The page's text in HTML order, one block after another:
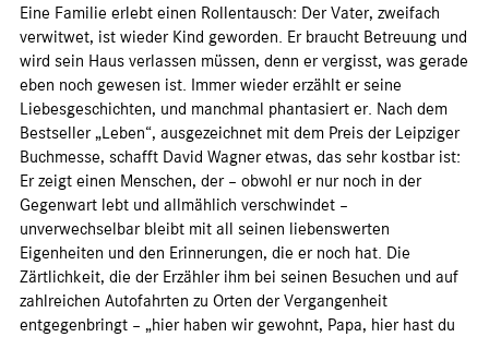
Eine Familie erlebt einen Rollentausch: Der Vater, zweifach
verwitwet, ist wieder Kind geworden. Er braucht Betreuung und
wird sein Haus verlassen müssen, denn er vergisst, was gerade
eben noch gewesen ist. Immer wieder erzählt er seine
Liebesgeschichten, und manchmal phantasiert er. Nach dem
Bestseller „Leben“, ausgezeichnet mit dem Preis der Leipziger
Buchmesse, schafft David Wagner etwas, das sehr kostbar ist:
Er zeigt einen Menschen, der – obwohl er nur noch in der
Gegenwart lebt und allmählich verschwindet –
unverwechselbar bleibt mit all seinen liebenswerten
Eigenheiten und den Erinnerungen, die er noch hat. Die
Zärtlichkeit, die der Erzähler ihm bei seinen Besuchen und auf
zahlreichen Autofahrten zu Orten der Vergangenheit
entgegenbringt – „hier haben wir gewohnt, Papa, hier hast du